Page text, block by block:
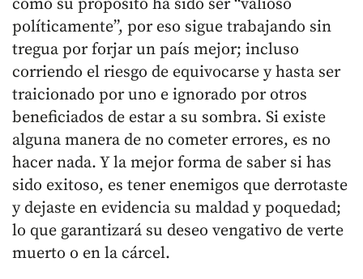
como su propósito ha sido ser “valioso
políticamente”, por eso sigue trabajando sin
tregua por forjar un país mejor; incluso
corriendo el riesgo de equivocarse y hasta ser
traicionado por uno e ignorado por otros
beneficiados de estar a su sombra. Si existe
alguna manera de no cometer errores, es no
hacer nada. Y la mejor forma de saber si has
sido exitoso, es tener enemigos que derrotaste
y dejaste en evidencia su maldad y poquedad;
lo que garantizará su deseo vengativo de verte
muerto o en la cárcel.